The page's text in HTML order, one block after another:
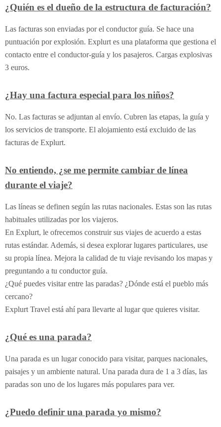
¿Quién es el dueño de la estructura de facturación?
Las facturas son enviadas por el conductor guía. Se hace una
puntuación por explosión. Explurt es una plataforma que gestiona el
contacto entre el conductor-guía y los pasajeros. Cargas explosivas
3 euros.
¿Hay una factura especial para los niños?
No. Las facturas se adjuntan al envío. Cubren las etapas, la guía y
los servicios de transporte. El alojamiento está excluido de las
facturas de Explurt.
No entiendo, ¿se me permite cambiar de línea
durante el viaje?
Las líneas se definen según las rutas nacionales. Estas son las rutas
habituales utilizadas por los viajeros.
En Explurt, le ofrecemos construir sus viajes de acuerdo a estas
rutas estándar. Además, si desea explorar lugares particulares, use
su propia línea. Mejora la calidad de tu viaje revisando los mapas y
preguntando a tu conductor guía.
¿Qué puedes visitar entre las paradas? ¿Dónde está el pueblo más
cercano?
Explurt Travel está ahí para llevarte al lugar que quieres visitar.
¿Qué es una parada?
Una parada es un lugar conocido para visitar, parques nacionales,
paisajes y un ambiente natural. Una parada dura de 1 a 3 días, las
paradas son uno de los lugares más populares para ver.
¿Puedo definir una parada yo mismo?